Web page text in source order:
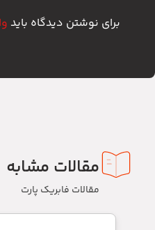
برای نوشتن دیدگاه باید
مقالات مشابه
مقالات فابریک پارت